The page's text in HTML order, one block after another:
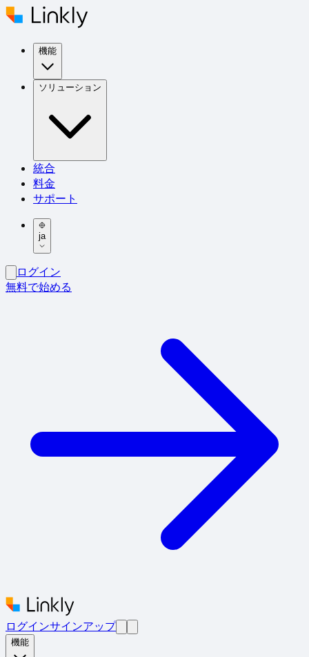
機能
ソリューション
統合
料金
サポート
ja
ログイン
無料で始める
ログインサインアップ
機能